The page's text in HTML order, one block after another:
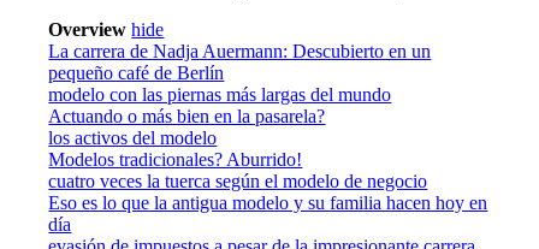
Overview hide
La carrera de Nadja Auermann: Descubierto en un
pequeño café de Berlín
modelo con las piernas más largas del mundo
Actuando o más bien en la pasarela?
los activos del modelo
Modelos tradicionales? Aburrido!
cuatro veces la tuerca según el modelo de negocio
Eso es lo que la antigua modelo y su familia hacen hoy en
día